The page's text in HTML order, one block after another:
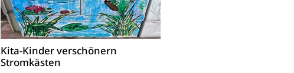
Kita-Kinder verschönern
Stromkästen